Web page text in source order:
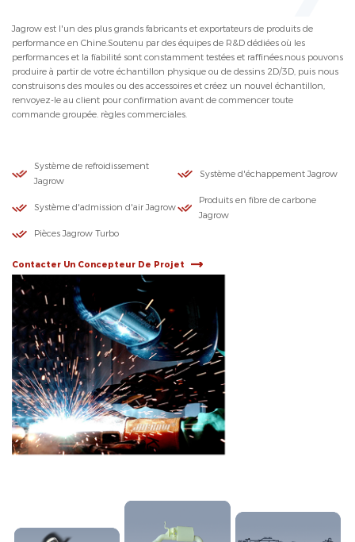
Jagrow est l'un des plus grands fabricants et exportateurs de produits de
performance en Chine.Soutenu par des équipes de R&D dédiées où les
performances et la fiabilité sont constamment testées et raffinées.nous pouvons
produire à partir de votre échantillon physique ou de dessins 2D/3D, puis nous
construisons des moules ou des accessoires et créez un nouvel échantillon,
renvoyez-le au client pour confirmation avant de commencer toute
commande groupée. règles commerciales.
Système de refroidissement
Jagrow
Système d'échappement Jagrow
Système d'admission d'air Jagrow
Produits en fibre de carbone
Jagrow
Pièces Jagrow Turbo
Contacter Un Concepteur De Projet